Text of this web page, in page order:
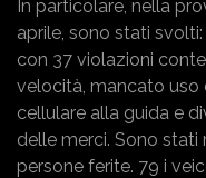
In particolare, nella
aprile, sono stati
con 37 violazioni
velocità, mancato uso
cellulare alla guida e
delle merci. Sono stati
persone ferite. 79 i